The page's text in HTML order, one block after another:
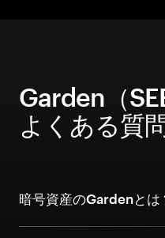
Garden（
よくある質
暗号資産のGardenとは